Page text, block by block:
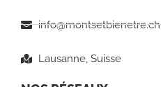
info@montsetbienetre.ch
Lausanne, Suisse